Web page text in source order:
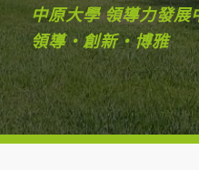
中原大學 領導力發展
領導・創新・博雅